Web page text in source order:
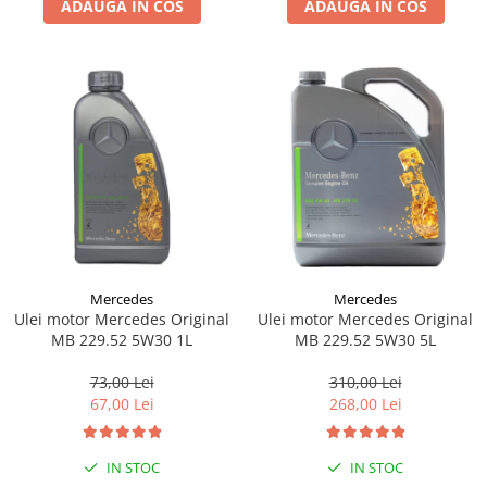
Lichid de frana
Filtre moto
Filtru combustibil
Buson golire ulei
Filtru ulei moto
Filtru aer moto
Intretinere si curatare filtre moto
Intretinere moto
Curatare moto
Covor moto
Genti bagaje moto
ADAUGA IN COS ADAUGA IN COS
Mercedes
Ulei motor Mercedes Original
MB 229.52 5W30 1L
73,00 Lei
67,00 Lei
IN STOC
Mercedes
Ulei motor Mercedes Original
MB 229.52 5W30 5L
310,00 Lei
268,00 Lei
IN STOC